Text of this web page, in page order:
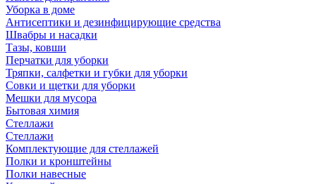
Уборка в доме
Антисептики и дезинфицирующие средства
Швабры и насадки
Тазы, ковши
Перчатки для уборки
Тряпки, салфетки и губки для уборки
Совки и щетки для уборки
Мешки для мусора
Бытовая химия
Стеллажи
Стеллажи
Комплектующие для стеллажей
Полки и кронштейны
Полки навесные